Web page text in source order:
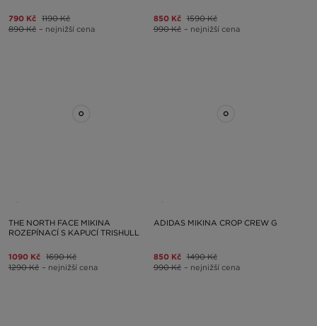
790 Kč 1190 Kč
890 Kč – nejnižší cena
850 Kč 1590 Kč
990 Kč – nejnižší cena
THE NORTH FACE MIKINA
ROZEPÍNACÍ S KAPUCÍ TRISHULL
1090 Kč 1690 Kč
1290 Kč – nejnižší cena
ADIDAS MIKINA CROP CREW G
850 Kč 1490 Kč
990 Kč – nejnižší cena